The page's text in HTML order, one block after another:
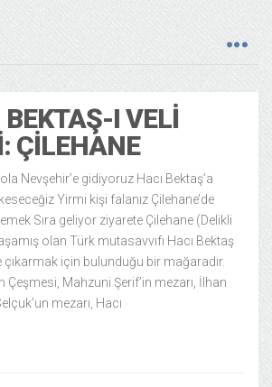
I VELI
ÇILEHANE
Nevşehir’e gidiyoruz Hacı Bektaş’a
Yirmi kişi falanız Çilehane’de
Sıra geliyor ziyarete Çilehane (Delikli
olan Türk mutasavvıfı Hacı Bektaş
çıkarmak için bulunduğu bir mağaradır.
Çeşmesi, Mahzuni Şerif’in mezarı, İlhan
mezarı, Hacı